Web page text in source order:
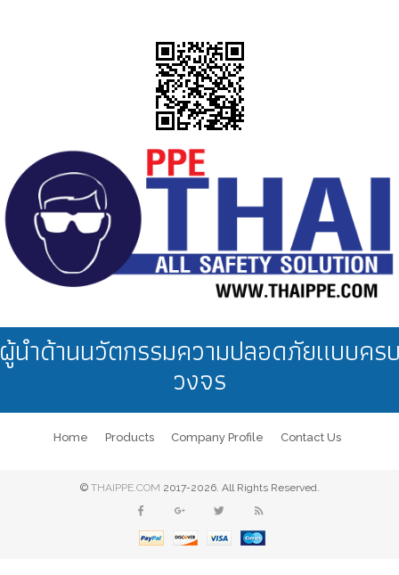
นำด้านนวัตกรรมความปลอดภัยแบบคร
วงจร
Home Products Company Profile Contact Us
© THAIPPE.COM 2017-2026. All Rights Reserved.